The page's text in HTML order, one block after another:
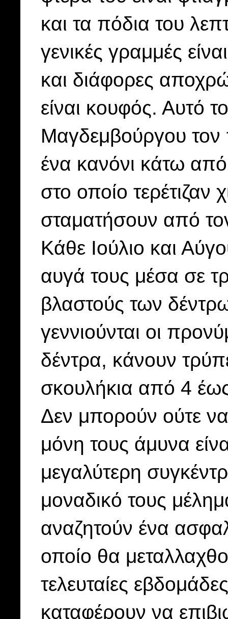
και τα πόδια του
γενικές γραμμές
και διάφορες
είναι κουφός. Αυτό
Μαγδεμβούργου
ένα κανόνι κάτω
στο οποίο τερέτιζαν
σταματήσουν από
Κάθε Ιούλιο και
αυγά τους μέσα σε
βλαστούς των
γεννιούνται οι
δέντρα, κάνουν
σκουλήκια από 4
Δεν μπορούν ούτε
μόνη τους άμυνα
μεγαλύτερη
μοναδικό τους
αναζητούν ένα
οποίο θα
τελευταίες
καταφέρουν να